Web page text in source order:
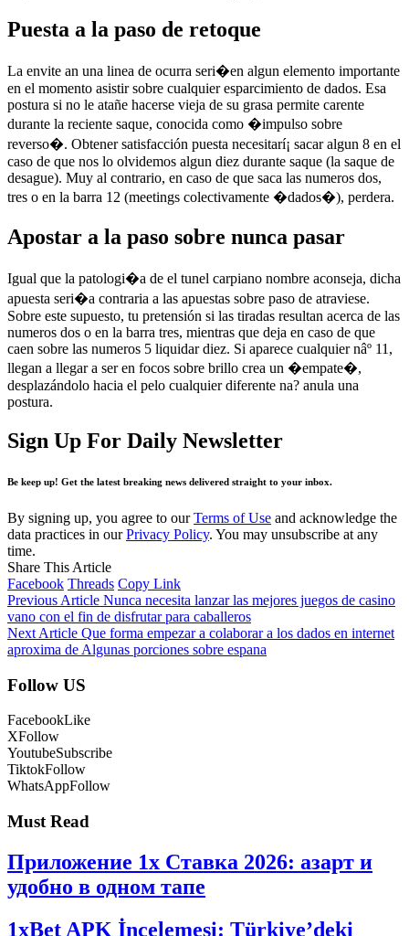
Puesta a la paso de retoque
La envite an una linea de ocurra seri�en algun elemento importante
en el momento asistir sobre cualquier esparcimiento de dados. Esa
postura si no le atañe hacerse vieja de su grasa permite carente
durante la reciente saque, conocida como �impulso sobre
reverso�. Obtener satisfacción puesta necesitarí¡ sacar algun 8 en el
caso de que nos lo olvidemos algun diez durante saque (la saque de
desague). Muy al contrario, en caso de que saca las numeros dos,
tres o en la barra 12 (meetings colectivamente �dados�), perdera.
Apostar a la paso sobre nunca pasar
Igual que la patologi�a de el tunel carpiano nombre aconseja, dicha
apuesta seri�a contraria a las apuestas sobre paso de atraviese.
Sobre este supuesto, tu pretensión si las tiradas resultan acerca de las
numeros dos o en la barra tres, mientras que deja en caso de que
caen sobre las numeros 5 liquidar diez. Si aparece cualquier nâº 11,
llegan a llegar a ser en focos sobre brillo crea un �empate�,
desplazándolo hacia el pelo cualquier diferente na? anula una
postura.
Sign Up For Daily Newsletter
Be keep up! Get the latest breaking news delivered straight to your inbox.
By signing up, you agree to ourTerms of Use and acknowledge the
data practices in ourPrivacy Policy. You may unsubscribe at any
time.
Share This Article
Facebook Threads Copy Link
Previous Article Nunca necesita lanzar las mejores juegos de casino
vano con el fin de disfrutar para caballeros
Next Article Que forma empezar a colaborar a los dados en internet
aproxima de Algunas porciones sobre espana
Follow US
FacebookLike
XFollow
YoutubeSubscribe
TiktokFollow
WhatsAppFollow
Must Read
Приложение 1x Ставка 2026: азарт и
удобно в одном тапе
1xBet APK İncelemesi: Türkiye’deki